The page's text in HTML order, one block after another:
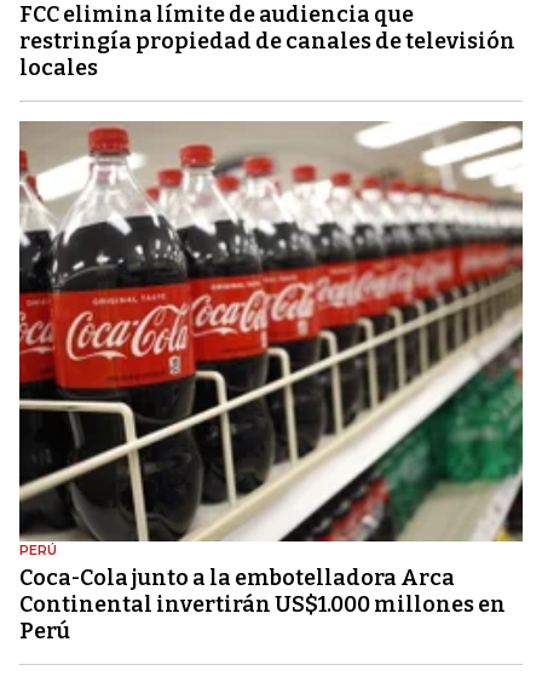
FCC elimina límite de audiencia que
restringía propiedad de canales de televisión
locales
PERÚ
Coca-Cola junto a la embotelladora Arca
Continental invertirán US$1.000 millones en
Perú